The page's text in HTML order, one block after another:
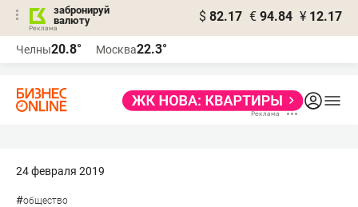
забронируй
валюту
$ 82.17 € 94.84 ¥ 12.17
Челны20.8° Москва22.3°
24 февраля 2019
#общество